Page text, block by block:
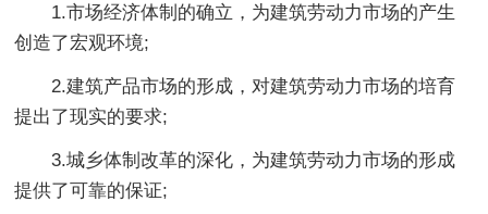
1.市场经济体制的确立，为建筑劳动力市场的产生
创造了宏观环境;
2.建筑产品市场的形成，对建筑劳动力市场的培育
提出了现实的要求;
3.城乡体制改革的深化，为建筑劳动力市场的形成
提供了可靠的保证;